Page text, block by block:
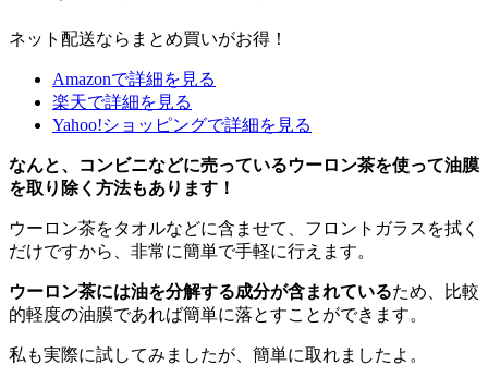
ネット配送ならまとめ買いがお得！
Amazonで詳細を見る
楽天で詳細を見る
Yahoo!ショッピングで詳細を見る
なんと、コンビニなどに売っているウーロン茶を使って油膜
を取り除く方法もあります！
ウーロン茶をタオルなどに含ませて、フロントガラスを拭く
だけですから、非常に簡単で手軽に行えます。
ウーロン茶には油を分解する成分が含まれているため、比較
的軽度の油膜であれば簡単に落とすことができます。
私も実際に試してみましたが、簡単に取れましたよ。